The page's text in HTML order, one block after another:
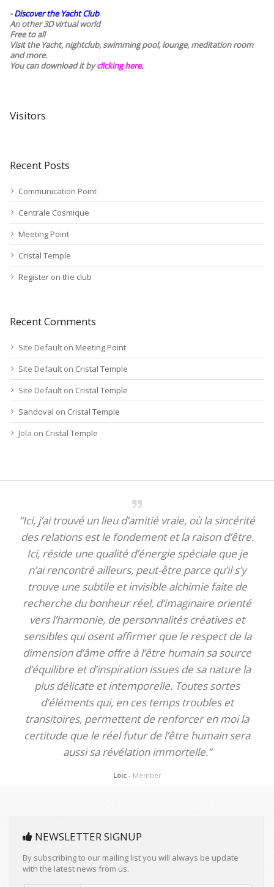
-Discover the Yacht Club
An other 3D virtual world
Free to all
Visit the Yacht, nightclub, swimming pool, lounge, meditation room
and more.
You can download it byclicking here.
Visitors
Recent Posts
Communication Point
Centrale Cosmique
Meeting Point
Cristal Temple
Register on the club
Recent Comments
Site Default on Meeting Point
Site Default on Cristal Temple
Site Default on Cristal Temple
Sandoval on Cristal Temple
Jola on Cristal Temple
“Ici, j’ai trouvé un lieu d’amitié vraie, où la sincérité
des relations est le fondement et la raison d’être.
Ici, réside une qualité d’énergie spéciale que je
n’ai rencontré ailleurs, peut-être parce qu’il s’y
trouve une subtile et invisible alchimie faite de
recherche du bonheur réel, d’imaginaire orienté
vers l’harmonie, de personnalités créatives et
sensibles qui osent affirmer que le respect de la
dimension d’âme offre à l’être humain sa source
d’équilibre et d’inspiration issues de sa nature la
plus délicate et intemporelle. Toutes sortes
d’éléments qui, en ces temps troubles et
transitoires, permettent de renforcer en moi la
certitude que le réel futur de l’être humain sera
aussi sa révélation immortelle.”
Loic - Member
NEWSLETTER SIGNUP
By subscribing to our mailing list you will always be update
with the latest news from us.